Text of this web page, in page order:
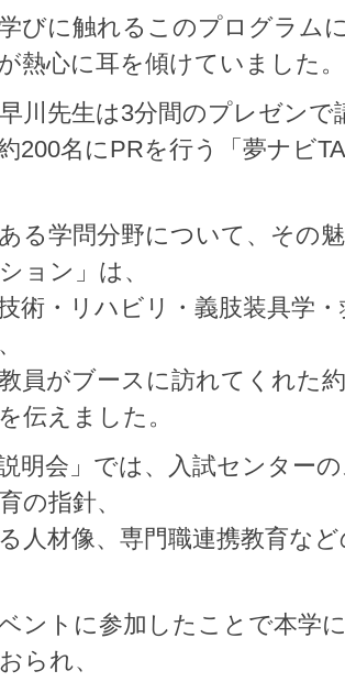
びに触れるこのプログラム
熱心に耳を傾けていました。
川先生は3分間のプレゼン
200名にPRを行う「夢ナビ
る学問分野について、その
ョン」は、
技術・リハビリ・義肢装具学
員がブースに訪れてくれた
伝えました。
説明会」では、入試センター
の指針、
人材像、専門職連携教育な
ントに参加したことで本学
られ、